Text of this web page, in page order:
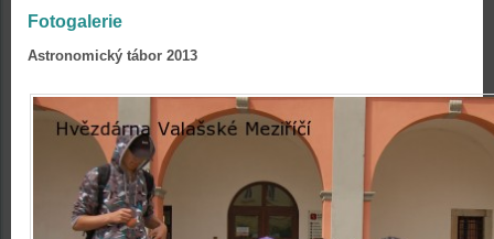
Fotogalerie
Astronomický tábor 2013